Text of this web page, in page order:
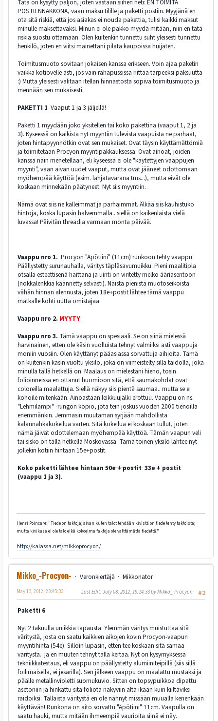
Tätä on kysytty paljon, joten vastaan siihen heti: EN TOIMITA
POSTIENNAKKONA, vaan maksu tilille ja paketti postiin. Myyjänä en
ota sitä riskiä, että jos asiakas ei nouda pakettia, tulisi kaikki maksut
minulle maksettavaksi. Minun ei ole pakko myydä mitään, niin en tätä
riskiä suostu ottamaan. Olen kuitenkin tunnettu suht yleisesti tunnettu
henkilö, joten en viitsi mainettani pilata kaupoissa huijaten.
Toimitusmuoto sovitaan jokaisen kanssa erikseen. Voin ajaa paketin
vaikka kotiovelle asti, jos vain rahapussissa riittää tarpeeksi paksuutta
:) Mutta yleisesti valitaan itellan hinnastosta sopiva toimitusmuoto ja
mennään sen mukaisesti.
PAKETTI 1 Vaaput 1 ja 3 jäljellä!
Paketti 1 myydään joko yksitellen tai koko pakettina (vaaput 1, 2 ja
3). Kyseessä on kaikista nyt myyntiin tulevista vaapuista ne parhaat,
joten hintapyynnötkin ovat sen mukaiset. Ovat täysin käyttämättömiä
ja toimitetaan Procyon myyntipakkauksessa. Ovat ainoat, joiden
kanssa näin menetellään, eli kyseessä ei ole "käytettyjen vaappujen
myynti", vaan aivan uudet vaaput, mutta ovat jääneet odottomaan
myöhempää käyttöä (esim. lahjatavarana tms...), mutta eivät ole
koskaan minnekään päätyneet. Nyt siis myyntiin.
Nämä ovat siis ne kalleimmat ja parhaimmat. Älkää siis kauhistuko
hintoja, koska lupasin halvemmalla.. siellä on kaikenlaista vielä
luvassa! Päivitän threadia varmaan monta päivää.
Vaappu nro 1. Procyon "Äpötiini" (11cm) runkoon tehty vaappu.
Päällystetty surunauhalla, väritys täpläsavumuikku. Pieni maalitipla
otsalla esteettisenä haittana ja uinti on viritetty melko ääriasentoon
(nokkalenkkiä käännetty selvästi). Näistä pienistä muotoseikoista
vähän hinnan alennusta, joten 18e+postit lähtee tämä vaappu
matkalle kohti uutta omistajaa.
Vaappu nro 2. MYYTY
Vaappu nro 3. Tämä vaappu on spesiaali. Se on siinä mielessä
harvinainen, etten ole käsin vuolluista tehnyt valmiiksi asti vaappuja
moniin vuosiin. Olen käyttänyt pääasiassa sorvattuja aihioita. Tämä
on kuitenkin käsin vuoltu yksilö, joka on viimeistelty sillä taidolla, joka
minulla tällä hetkellä on. Maalaus on mielestäni hieno, tosin
folioinneissa en ottanut huomioon sitä, että saumakohdat ovat
coloreilla maalattuja. Siellä näkyy siis pientä saumaa.. mutta se ei
kohoile mitenkään. Ainoastaan leikkuujälki erottuu. Vaappu on ns.
"Lehmilampi" -rungon kopio, jota tein joskus vuoden 2000 tienoilla
enemmänkin. Jemmasin muutaman syrjään mahdollista
kalannahkakokeilua varten. Sitä kokeilua ei koskaan tullut, joten
nämä jäivät odottelemaan myöhempää käyttöä. Tämän vaapun veli
tai sisko on tällä hetkellä Moskovassa. Tämä toinen yksilö lähtee nyt
jollekin kotiin hintaan 15e+postit.
Koko paketti lähtee hintaan 50e + postit 33e + postit
(vaappu 1 ja 3).
Henri Poincare: "Tiede on faktoja; aivan kuten talot tehdään kivistä on tiede tehty faktoista;
mutta kivikasa ei ole talo eikä kokoelma faktoja ole välttämättä tiedettä."
http://kalassa.net/mikkoprocyon/
Mikko_-Procyon- Veronkiertäjä
Mikkonator
#2
May 13, 2012, 23:45:33 Last Edit: July 08, 2012, 19:14:33 by Mikko_-Procyon-
Paketti 6
Nyt 2 takuulla uniikkia tapausta. Ylemmän väritys muistuttaa sitä
väritystä, josta on saatu kaikkien aikojen kovin Procyon-vaapun
myyntihinta (54e). Silloin lupasin, etten tee koskaan sitä samaa
väritystä.. ja en muuten tehnyt tällä kertaa. Nyt on kysymyksessä
tekniikkatestaus, eli vaappu on päällystetty alumiiniteipillä (siis sillä
foilimaisella, ei jesarilla). Sen jälkeen vaappu on maalattu mustaksi ja
päälle metallinvioletti suomukuvio. Sitten on topsypuikkoa dipattu
asetoniin ja hinkattu sitä foliota näkyviin alta ikään kuin kiiltäviksi
raidoiksi. Tällaista väritystä en ole nähnyt missään muualla kenenkään
käyttävän! Runkona on aito sorvattu "Äpötiini" 11cm. Vaapulla on
saatu hauki, mutta mitään ihmeempiä vaurioita siinä ei näy.